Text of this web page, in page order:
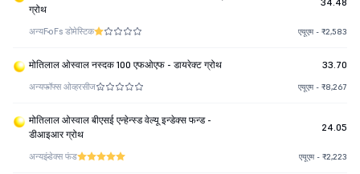
ग्रोथ
अन्यFoFs डोमेस्टिक एयूएम - ₹2,583
मोतिलाल ओस्वाल नस्दक 100 एफओएफ - डायरेक्ट ग्रोथ 33.70
अन्यफॉफ्स ओव्हरसीज एयूएम - ₹8,267
मोतिलाल ओस्वाल बीएसई एन्हेन्स्ड वेल्यू इन्डेक्स फन्ड -
डीआइआर ग्रोथ
24.05
अन्यइंडेक्स फंड एयूएम - ₹2,223